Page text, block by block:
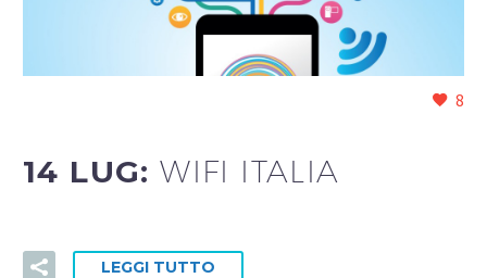
8
14 LUG:WIFI ITALIA
LEGGI TUTTO